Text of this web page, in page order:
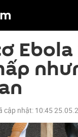
cập nhật: 10:45